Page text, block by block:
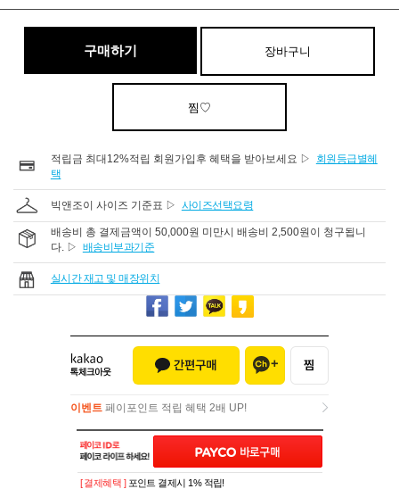
구매하기 장바구니
찜♡
적립금 최대12%적립 회원가입후 혜택을 받아보세요 ▷
회원등급별혜
택
빅앤조이 사이즈 기준표 ▷ 사이즈선택요령
배송비 총 결제금액이 50,000원 미만시 배송비 2,500원이 청구됩니
다. ▷ 배송비부과기준
실시간 재고 및 매장위치
이벤트 페이포인트 적립 혜택 2배 UP!
이벤트페이포인트 적립 혜택 2배 UP!
[ 결제혜택 ] 포인트 결제시 1% 적립!